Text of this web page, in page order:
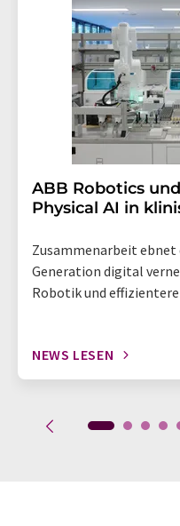
widerruf@lumitos.commit
widerrufen. Zudem ist in
Abbestellung des
enthalten.
​​​​​​​ABB Robotics
Physical AI in
Zusammenarbeit ebnet
Generation digital
Robotik und
NEWS LESEN